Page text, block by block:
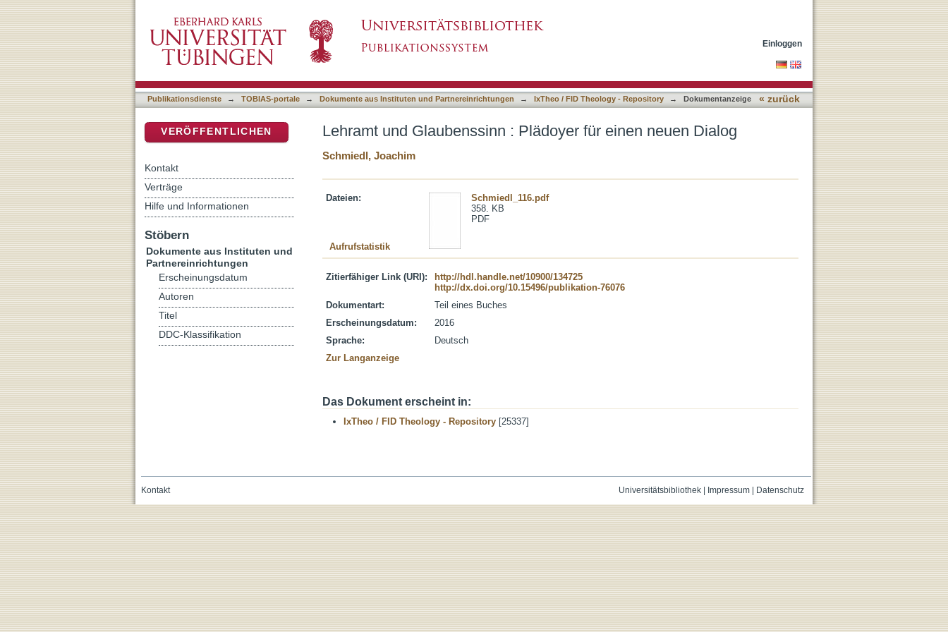
Einloggen
Publikationsdienste → TOBIAS-portale → Dokumente aus Instituten und Partnereinrichtungen → IxTheo / FID Theology - Repository → Dokumentanzeige « zurück
Lehramt und Glaubenssinn : Plädoyer für einen neuen Dialog
Schmiedl, Joachim
Dateien:
Schmiedl_116.pdf
358. KB
PDF
Aufrufstatistik
Zitierfähiger Link (URI):
http://hdl.handle.net/10900/134725
http://dx.doi.org/10.15496/publikation-76076
Dokumentart:
Teil eines Buches
Erscheinungsdatum:
2016
Sprache:
Deutsch
Zur Langanzeige
Das Dokument erscheint in:
IxTheo / FID Theology - Repository [25337]
VERÖFFENTLICHEN
Kontakt
Verträge
Hilfe und Informationen
Stöbern
Dokumente aus Instituten und
Partnereinrichtungen
Erscheinungsdatum
Autoren
Titel
DDC-Klassifikation
Universitätsbibliothek| Impressum| Datenschutz
Kontakt